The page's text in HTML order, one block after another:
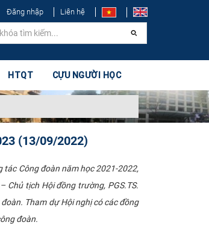
Đăng nhập Liên hệ
HTQT CỰU NGƯỜI HỌC
(13/09/2022)
Công đoàn năm học 2021-2022,
Chủ tịch Hội đồng trường, PGS.TS.
Tham dự Hội nghị có các đồng
đoàn.